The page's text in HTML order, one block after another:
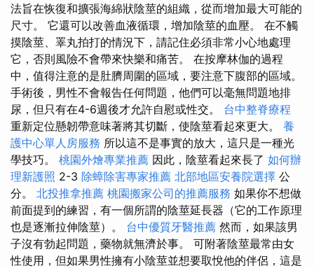
法旨在恢復和擴張海綿狀陰莖的組織，從而增加最大可能的
尺寸。 它還可以改善血液循環，增加陰莖的血壓。 在不觸
摸陰莖、睪丸拍打的情況下，請記住必須非常小心地處理
它，否則風險不會帶來快樂和痛苦。 在按摩林伽的過程
中，值得注意的是肚臍周圍的區域，要注意下腹部的區域。
手術後，男性不會報告任何問題，他們可以毫無問題地排
尿，但只有在4-6週後才允許自慰或性交。 台中整脊療程
重新定位懸韌帶意味著將其切斷，使陰莖看起來更大。 養
護中心單人房服務 所以這不是事實的放大，這只是一種光
學技巧。 桃園外燴專業推薦 因此，陰莖看起來長了 如何辦
理新護照 2-3 除蟑除害專家推薦 北部地區安養院選擇 公
分。 北投推拿推薦 桃園搬家公司的推薦服務 如果你不想做
前面提到的練習，有一個所謂的陰莖延長器（它的工作原理
也是逐漸拉伸陰莖）。 台中優質牙醫推薦 然而，如果該男
子沒有勃起問題，藥物就無濟於事。 可附著陰莖最常由女
性使用，但如果男性擁有小陰莖並想要取悅他的伴侶，這是